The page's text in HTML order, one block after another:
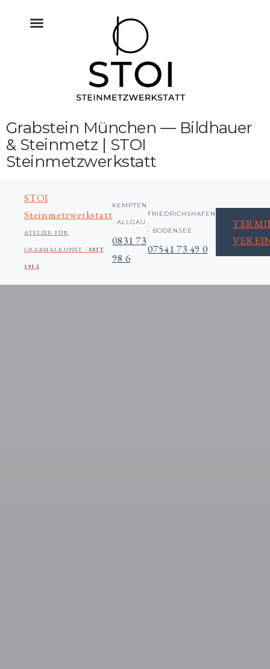
Grabstein München — Bildhauer
& Steinmetz | STOI
Steinmetzwerkstatt
STOI
Steinmetzwerkstatt
ATELIER FÜR
GRABMALKUNST · SEIT
1912
KEMPTEN
· ALLGÄU
0831 73
98 6
FRIEDRICHSHAFEN
· BODENSEE
07541 73 49 0